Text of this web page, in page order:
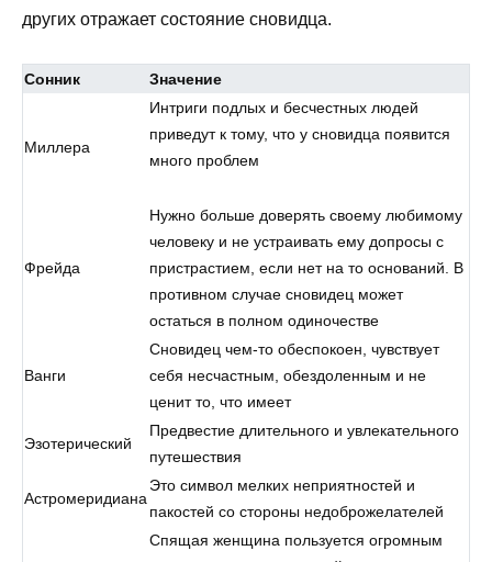
других отражает состояние сновидца.
Сонник Значение
Миллера
Интриги подлых и бесчестных людей
приведут к тому, что у сновидца появится
много проблем
Фрейда
Нужно больше доверять своему любимому
человеку и не устраивать ему допросы с
пристрастием, если нет на то оснований. В
противном случае сновидец может
остаться в полном одиночестве
Ванги
Сновидец чем-то обеспокоен, чувствует
себя несчастным, обездоленным и не
ценит то, что имеет
Эзотерический
Предвестие длительного и увлекательного
путешествия
Астромеридиана
Это символ мелких неприятностей и
пакостей со стороны недоброжелателей
Спящая женщина пользуется огромным